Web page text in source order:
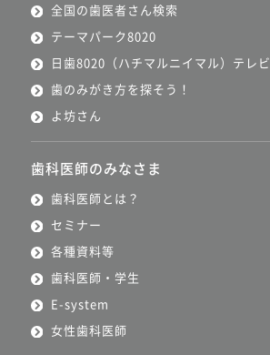
全国の歯医者さん検索
テーマパーク8020
日歯8020（ハチマルニイマル）テレビ
歯のみがき方を探そう！
よ坊さん
歯科医師のみなさま
歯科医師とは？
セミナー
各種資料等
歯科医師・学生
E-system
女性歯科医師